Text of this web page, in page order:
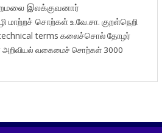
இலக்குவனார்
மாற்றச் சொற்கள்உ.வே.சா. குறள்நெறி
terms கலைச்சொல்தோழர்
அறிவியல் வகைமைச் சொற்கள் 3000